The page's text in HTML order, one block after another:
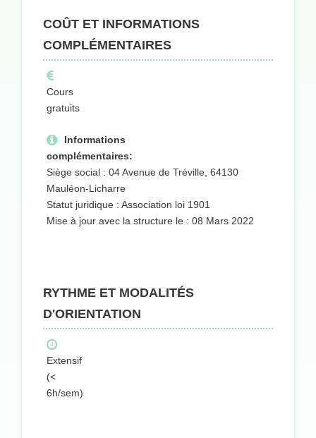
COÛT ET INFORMATIONS
COMPLÉMENTAIRES
Cours
gratuits
Informations
complémentaires:
Siège social : 04 Avenue de Tréville, 64130
Mauléon-Licharre
Statut juridique : Association loi 1901
Mise à jour avec la structure le : 08 Mars 2022
RYTHME ET MODALITÉS
D'ORIENTATION
Extensif
(<
6h/sem)